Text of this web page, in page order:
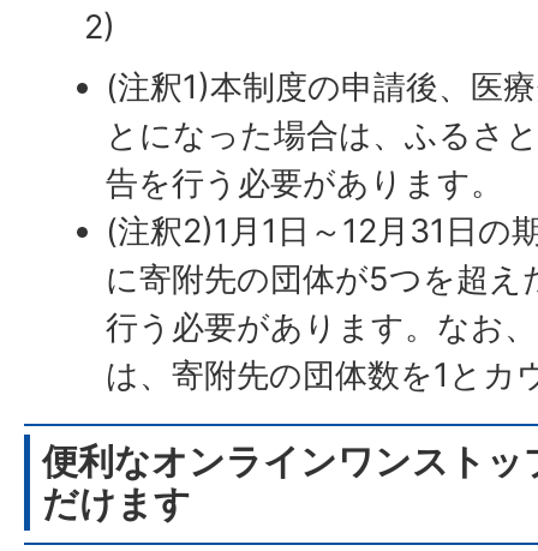
2)
(注釈1)本制度の申請後、医
とになった場合は、ふるさ
告を行う必要があります。
(注釈2)1月1日～12月31日の
に寄附先の団体が5つを超え
行う必要があります。なお
は、寄附先の団体数を1とカ
便利なオンラインワンストッ
だけます